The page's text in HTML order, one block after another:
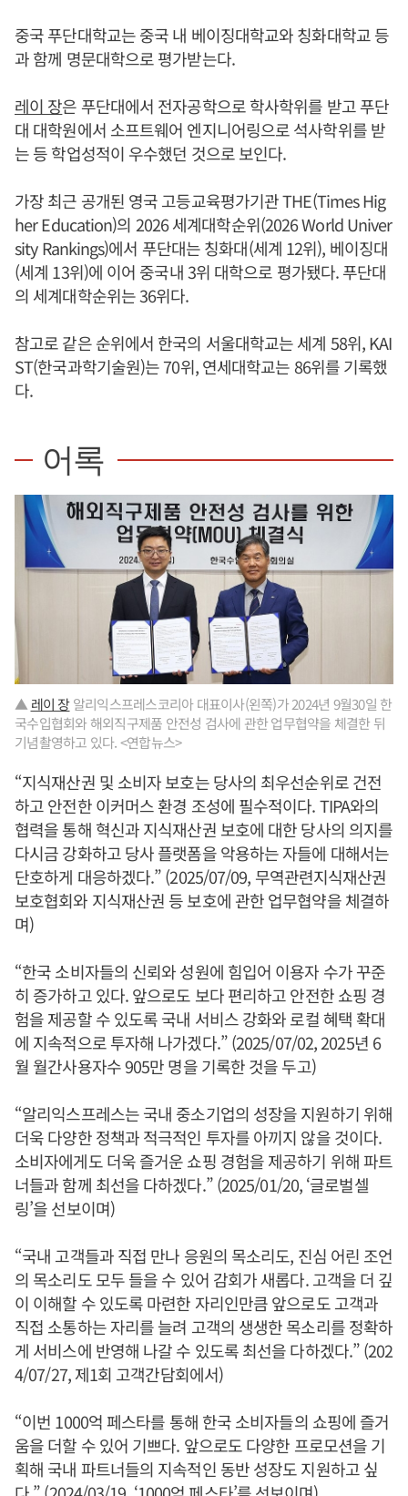
중국 푸단대학교는 중국 내 베이징대학교와 칭화대학교 등
과 함께 명문대학으로 평가받는다.
레이 장은 푸단대에서 전자공학으로 학사학위를 받고 푸단
대 대학원에서 소프트웨어 엔지니어링으로 석사학위를 받
는 등 학업성적이 우수했던 것으로 보인다.
가장 최근 공개된 영국 고등교육평가기관 THE(Times Hig
her Education)의 2026 세계대학순위(2026 World Univer
sity Rankings)에서 푸단대는 칭화대(세계 12위), 베이징대
(세계 13위)에 이어 중국내 3위 대학으로 평가됐다. 푸단대
의 세계대학순위는 36위다.
참고로 같은 순위에서 한국의 서울대학교는 세계 58위, KAI
ST(한국과학기술원)는 70위, 연세대학교는 86위를 기록했
다.
어록
▲ 레이 장알리익스프레스코리아 대표이사(왼쪽)가 2024년 9월30일 한
국수입협회와 해외직구제품 안전성 검사에 관한 업무협약을 체결한 뒤
기념촬영하고 있다. <연합뉴스>
“지식재산권 및 소비자 보호는 당사의 최우선순위로 건전
하고 안전한 이커머스 환경 조성에 필수적이다. TIPA와의
협력을 통해 혁신과 지식재산권 보호에 대한 당사의 의지를
다시금 강화하고 당사 플랫폼을 악용하는 자들에 대해서는
단호하게 대응하겠다.” (2025/07/09, 무역관련지식재산권
보호협회와 지식재산권 등 보호에 관한 업무협약을 체결하
며)
“한국 소비자들의 신뢰와 성원에 힘입어 이용자 수가 꾸준
히 증가하고 있다. 앞으로도 보다 편리하고 안전한 쇼핑 경
험을 제공할 수 있도록 국내 서비스 강화와 로컬 혜택 확대
에 지속적으로 투자해 나가겠다.” (2025/07/02, 2025년 6
월 월간사용자수 905만 명을 기록한 것을 두고)
“알리익스프레스는 국내 중소기업의 성장을 지원하기 위해
더욱 다양한 정책과 적극적인 투자를 아끼지 않을 것이다.
소비자에게도 더욱 즐거운 쇼핑 경험을 제공하기 위해 파트
너들과 함께 최선을 다하겠다.” (2025/01/20, ‘글로벌셀
링’을 선보이며)
“국내 고객들과 직접 만나 응원의 목소리도, 진심 어린 조언
의 목소리도 모두 들을 수 있어 감회가 새롭다. 고객을 더 깊
이 이해할 수 있도록 마련한 자리인만큼 앞으로도 고객과
직접 소통하는 자리를 늘려 고객의 생생한 목소리를 정확하
게 서비스에 반영해 나갈 수 있도록 최선을 다하겠다.” (202
4/07/27, 제1회 고객간담회에서)
“이번 1000억 페스타를 통해 한국 소비자들의 쇼핑에 즐거
움을 더할 수 있어 기쁘다. 앞으로도 다양한 프로모션을 기
획해 국내 파트너들의 지속적인 동반 성장도 지원하고 싶